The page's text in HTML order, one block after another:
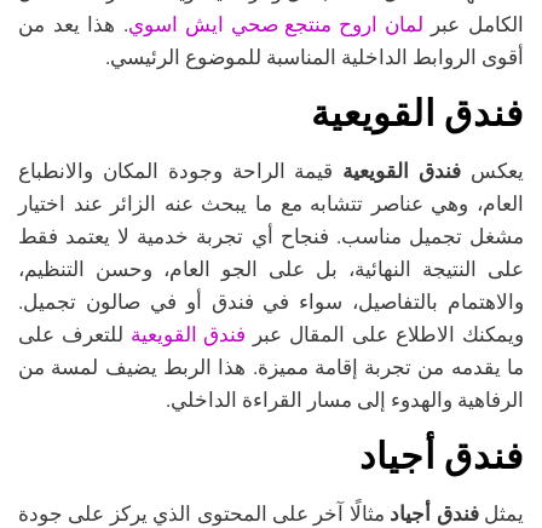
الكامل عبر لمان اروح منتجع صحي ايش اسوي. هذا يعد من
أقوى الروابط الداخلية المناسبة للموضوع الرئيسي.
فندق القويعية
يعكس فندق القويعية قيمة الراحة وجودة المكان والانطباع
العام، وهي عناصر تتشابه مع ما يبحث عنه الزائر عند اختيار
مشغل تجميل مناسب. فنجاح أي تجربة خدمية لا يعتمد فقط
على النتيجة النهائية، بل على الجو العام، وحسن التنظيم،
والاهتمام بالتفاصيل، سواء في فندق أو في صالون تجميل.
ويمكنك الاطلاع على المقال عبر فندق القويعية للتعرف على
ما يقدمه من تجربة إقامة مميزة. هذا الربط يضيف لمسة من
الرفاهية والهدوء إلى مسار القراءة الداخلي.
فندق أجياد
يمثلفندق أجياد مثالًا آخر على المحتوى الذي يركز على جودة